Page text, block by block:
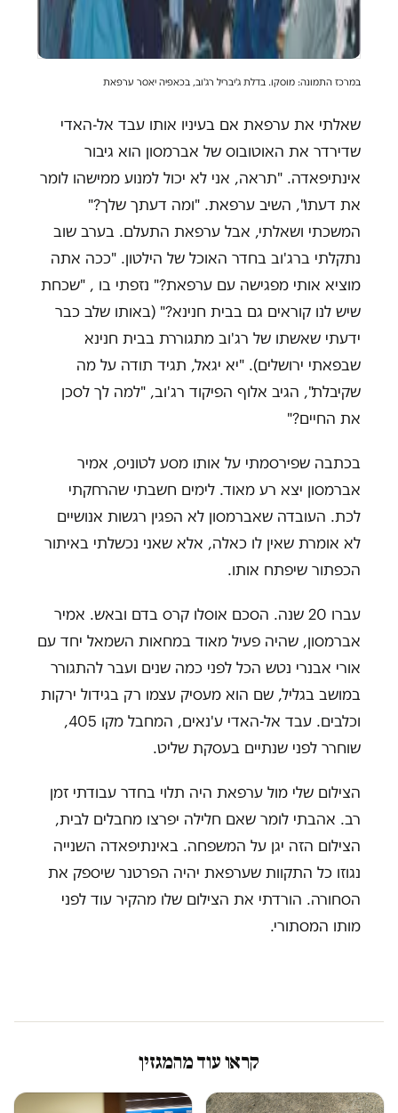
במרכז התמונה: מוסקו. בדלת ג'יבריל רג'וב, בכאפיה יאסר ערפאת
שאלתי את ערפאת אם בעיניו אותו עבד אל-האדי
שדירדר את האוטובוס של אברמסון הוא גיבור
אינתיפאדה. "תראה, אני לא יכול למנוע ממישהו לומר
את דעתו", השיב ערפאת. "ומה דעתך שלך?"
המשכתי ושאלתי, אבל ערפאת התעלם. בערב שוב
נתקלתי ברג'וב בחדר האוכל של הילטון. "ככה אתה
מוציא אותי מפגישה עם ערפאת?" נזפתי בו , "שכחת
שיש לנו קוראים גם בבית חנינא?" (באותו שלב כבר
ידעתי שאשתו של רג'וב מתגוררת בבית חנינא
שבפאתי ירושלים). "יא יגאל, תגיד תודה על מה
שקיבלת", הגיב אלוף הפיקוד רג'וב, "למה לך לסכן
את החיים?"
בכתבה שפירסמתי על אותו מסע לטוניס, אמיר
אברמסון יצא רע מאוד. לימים חשבתי שהרחקתי
לכת. העובדה שאברמסון לא הפגין רגשות אנושיים
לא אומרת שאין לו כאלה, אלא שאני נכשלתי באיתור
הכפתור שיפתח אותו.
עברו 20 שנה. הסכם אוסלו קרס בדם ובאש. אמיר
אברמסון, שהיה פעיל מאוד במחאות השמאל יחד עם
אורי אבנרי נטש הכל לפני כמה שנים ועבר להתגורר
במושב בגליל, שם הוא מעסיק עצמו רק בגידול ירקות
וכלבים. עבד אל-האדי ע'נאים, המחבל מקו 405,
שוחרר לפני שנתיים בעסקת שליט.
הצילום שלי מול ערפאת היה תלוי בחדר עבודתי זמן
רב. אהבתי לומר שאם חלילה יפרצו מחבלים לבית,
הצילום הזה יגן על המשפחה. באינתיפאדה השנייה
נגוזו כל התקוות שערפאת יהיה הפרטנר שיספק את
הסחורה. הורדתי את הצילום שלו מהקיר עוד לפני
מותו המסתורי.
קראו עוד מהמגזין